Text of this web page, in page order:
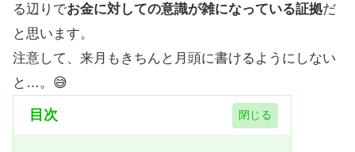
る辺りでお金に対しての意識が雑になっている証拠だ
と思います。
注意して、来月もきちんと月頭に書けるようにしない
と…。😅
目次